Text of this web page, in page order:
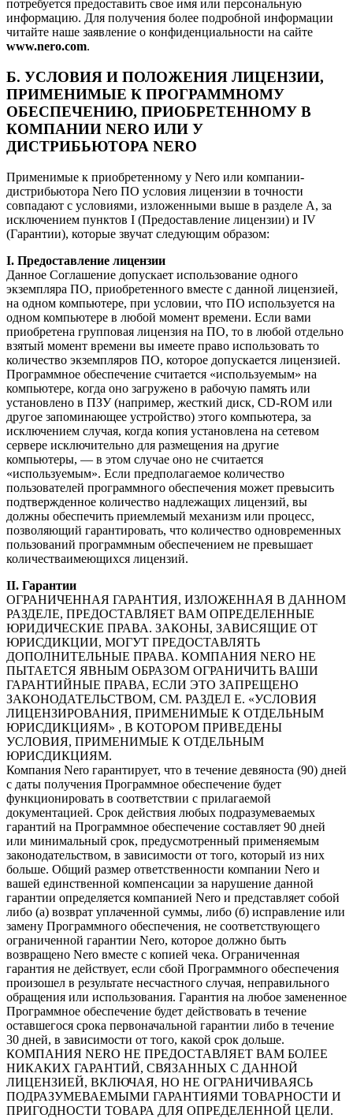
потребуется предоставить свое имя или персональную
информацию. Для получения более подробной информации
читайте наше заявление о конфиденциальности на сайте
www.nero.com.
Б. УСЛОВИЯ И ПОЛОЖЕНИЯ ЛИЦЕНЗИИ,
ПРИМЕНИМЫЕ К ПРОГРАММНОМУ
ОБЕСПЕЧЕНИЮ, ПРИОБРЕТЕННОМУ В
КОМПАНИИ NERO ИЛИ У
ДИСТРИБЬЮТОРА NERO
Применимые к приобретенному у Nero или компании-
дистрибьютора Nero ПО условия лицензии в точности
совпадают с условиями, изложенными выше в разделе A, за
исключением пунктов I (Предоставление лицензии) и IV
(Гарантии), которые звучат следующим образом:
I. Предоставление лицензии
Данное Соглашение допускает использование одного
экземпляра ПО, приобретенного вместе с данной лицензией,
на одном компьютере, при условии, что ПО используется на
одном компьютере в любой момент времени. Если вами
приобретена групповая лицензия на ПО, то в любой отдельно
взятый момент времени вы имеете право использовать то
количество экземпляров ПО, которое допускается лицензией.
Программное обеспечение считается «используемым» на
компьютере, когда оно загружено в рабочую память или
установлено в ПЗУ (например, жесткий диск, CD-ROM или
другое запоминающее устройство) этого компьютера, за
исключением случая, когда копия установлена на сетевом
сервере исключительно для размещения на другие
компьютеры, — в этом случае оно не считается
«используемым». Если предполагаемое количество
пользователей программного обеспечения может превысить
подтвержденное количество надлежащих лицензий, вы
должны обеспечить приемлемый механизм или процесс,
позволяющий гарантировать, что количество одновременных
пользований программным обеспечением не превышает
количестваимеющихся лицензий.
II. Гарантии
ОГРАНИЧЕННАЯ ГАРАНТИЯ, ИЗЛОЖЕННАЯ В ДАННОМ
РАЗДЕЛЕ, ПРЕДОСТАВЛЯЕТ ВАМ ОПРЕДЕЛЕННЫЕ
ЮРИДИЧЕСКИЕ ПРАВА. ЗАКОНЫ, ЗАВИСЯЩИЕ ОТ
ЮРИСДИКЦИИ, МОГУТ ПРЕДОСТАВЛЯТЬ
ДОПОЛНИТЕЛЬНЫЕ ПРАВА. КОМПАНИЯ NERO НЕ
ПЫТАЕТСЯ ЯВНЫМ ОБРАЗОМ ОГРАНИЧИТЬ ВАШИ
ГАРАНТИЙНЫЕ ПРАВА, ЕСЛИ ЭТО ЗАПРЕЩЕНО
ЗАКОНОДАТЕЛЬСТВОМ, СМ. РАЗДЕЛ E. «УСЛОВИЯ
ЛИЦЕНЗИРОВАНИЯ, ПРИМЕНИМЫЕ К ОТДЕЛЬНЫМ
ЮРИСДИКЦИЯМ» , В КОТОРОМ ПРИВЕДЕНЫ
УСЛОВИЯ, ПРИМЕНИМЫЕ К ОТДЕЛЬНЫМ
ЮРИСДИКЦИЯМ.
Компания Nero гарантирует, что в течение девяноста (90) дней
с даты получения Программное обеспечение будет
функционировать в соответствии с прилагаемой
документацией. Срок действия любых подразумеваемых
гарантий на Программное обеспечение составляет 90 дней
или минимальный срок, предусмотренный применяемым
законодательством, в зависимости от того, который из них
больше. Общий размер ответственности компании Nero и
вашей единственной компенсации за нарушение данной
гарантии определяется компанией Nero и представляет собой
либо (а) возврат уплаченной суммы, либо (б) исправление или
замену Программного обеспечения, не соответствующего
ограниченной гарантии Nero, которое должно быть
возвращено Nero вместе с копией чека. Ограниченная
гарантия не действует, если сбой Программного обеспечения
произошел в результате несчастного случая, неправильного
обращения или использования. Гарантия на любое замененное
Программное обеспечение будет действовать в течение
оставшегося срока первоначальной гарантии либо в течение
30 дней, в зависимости от того, какой срок дольше.
КОМПАНИЯ NERO НЕ ПРЕДОСТАВЛЯЕТ ВАМ БОЛЕЕ
НИКАКИХ ГАРАНТИЙ, СВЯЗАННЫХ С ДАННОЙ
ЛИЦЕНЗИЕЙ, ВКЛЮЧАЯ, НО НЕ ОГРАНИЧИВАЯСЬ
ПОДРАЗУМЕВАЕМЫМИ ГАРАНТИЯМИ ТОВАРНОСТИ И
ПРИГОДНОСТИ ТОВАРА ДЛЯ ОПРЕДЕЛЕННОЙ ЦЕЛИ.